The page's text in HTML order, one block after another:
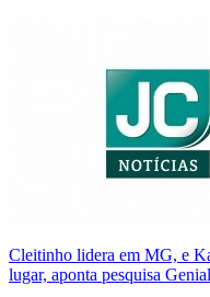
Cleitinho lidera em MG, e
lugar, aponta pesquisa